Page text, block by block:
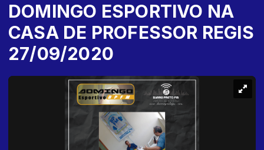
DOMINGO ESPORTIVO NA
CASA DE PROFESSOR REGIS
27/09/2020